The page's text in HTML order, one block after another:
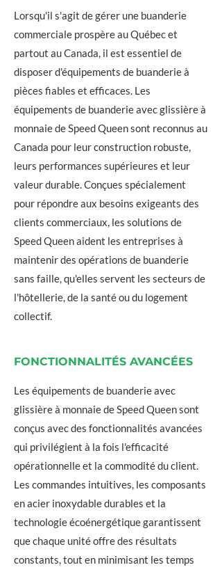
Lorsqu'il s'agit de gérer une buanderie
commerciale prospère au Québec et
partout au Canada, il est essentiel de
disposer d'équipements de buanderie à
pièces fiables et efficaces. Les
équipements de buanderie avec glissière à
monnaie de Speed Queen sont reconnus au
Canada pour leur construction robuste,
leurs performances supérieures et leur
valeur durable. Conçues spécialement
pour répondre aux besoins exigeants des
clients commerciaux, les solutions de
Speed Queen aident les entreprises à
maintenir des opérations de buanderie
sans faille, qu'elles servent les secteurs de
l'hôtellerie, de la santé ou du logement
collectif.
FONCTIONNALITÉS AVANCÉES
Les équipements de buanderie avec
glissière à monnaie de Speed Queen sont
conçus avec des fonctionnalités avancées
qui privilégient à la fois l'efficacité
opérationnelle et la commodité du client.
Les commandes intuitives, les composants
en acier inoxydable durables et la
technologie écoénergétique garantissent
que chaque unité offre des résultats
constants, tout en minimisant les temps